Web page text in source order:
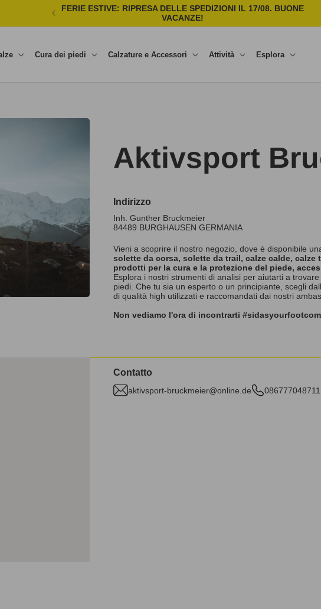
FERIE ESTIVE: RIPRESA DELLE SPEDIZIONI IL 17/08. BUONE
VACANZE!
Cura dei piedi Calzature e Accessori Attività Esplora
Aktivsport
Indirizzo
Inh. Gunther Bruckmeier
84489 BURGHAUSEN GERMANIA
Vieni a scoprire il nostro negozio, dove è disponibile
solette da corsa, solette da trail, calze calde,
prodotti per la cura e la protezione del piede,
Esplora i nostri strumenti di analisi per aiutarti a
piedi. Che tu sia un esperto o un principiante, scegli
di qualità high utilizzati e raccomandati dai nostri
Non vediamo l'ora di incontrarti
Contatto
aktivsport-bruckmeier@online.de 086777048711